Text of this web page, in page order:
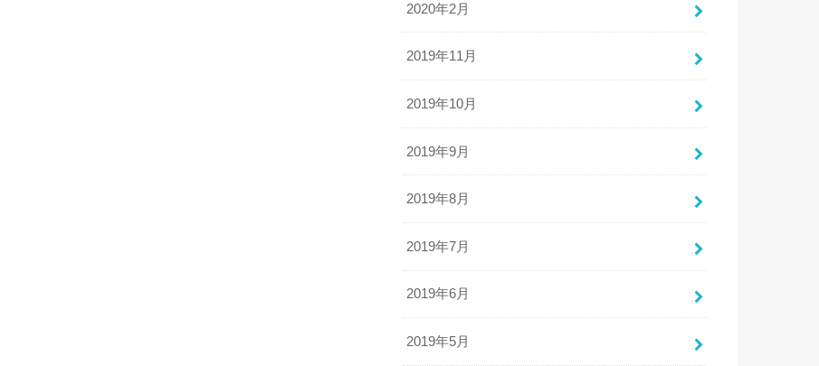
2020年2月
2019年11月
2019年10月
2019年9月
2019年8月
2019年7月
2019年6月
2019年5月